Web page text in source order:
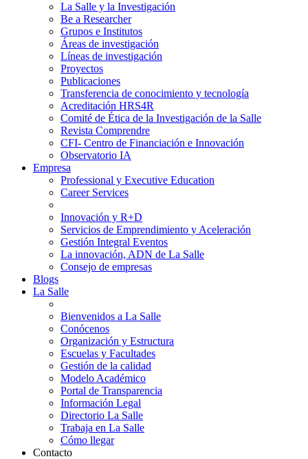
La Salle y la Investigación
Be a Researcher
Grupos e Institutos
Áreas de investigación
Líneas de investigación
Proyectos
Publicaciones
Transferencia de conocimiento y tecnología
Acreditación HRS4R
Comité de Ética de la Investigación de la Salle
Revista Comprendre
CFI- Centro de Financiación e Innovación
Observatorio IA
Empresa
Professional y Executive Education
Career Services
Innovación y R+D
Servicios de Emprendimiento y Aceleración
Gestión Integral Eventos
La innovación, ADN de La Salle
Consejo de empresas
Blogs
La Salle
Bienvenidos a La Salle
Conócenos
Organización y Estructura
Escuelas y Facultades
Gestión de la calidad
Modelo Académico
Portal de Transparencia
Información Legal
Directorio La Salle
Trabaja en La Salle
Cómo llegar
Contacto